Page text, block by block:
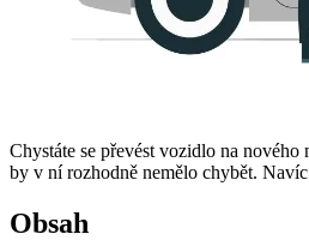
Chystáte se převést vozidlo na
by v ní rozhodně nemělo chybět.
Obsah